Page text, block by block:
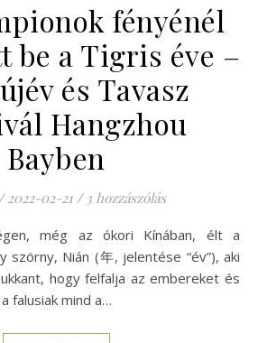
fényénél
be a Tigris éve –
és Tavasz
Hangzhou
Bayben
2022-02-21 / 3 hozzászólás
szörny, Nián (年, jelentése “év”), aki
hogy felfalja az embereket és
falusiak mind a…